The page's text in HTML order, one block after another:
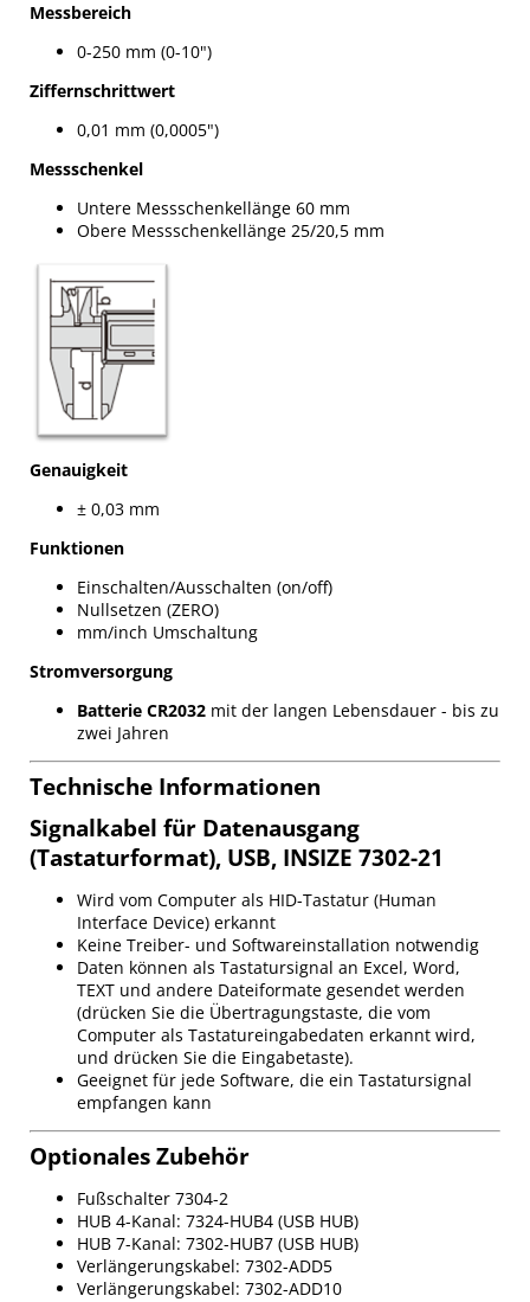
Messbereich
0-250 mm (0-10")
Ziffernschrittwert
0,01 mm (0,0005")
Messschenkel
Untere Messschenkellänge 60 mm
Obere Messschenkellänge 25/20,5 mm
Genauigkeit
± 0,03 mm
Funktionen
Einschalten/Ausschalten (on/off)
Nullsetzen (ZERO)
mm/inch Umschaltung
Stromversorgung
Batterie CR2032 mit der langen Lebensdauer - bis zu
zwei Jahren
Technische Informationen
Signalkabel für Datenausgang
(Tastaturformat), USB, INSIZE 7302-21
Wird vom Computer als HID-Tastatur (Human
Interface Device) erkannt
Keine Treiber- und Softwareinstallation notwendig
Daten können als Tastatursignal an Excel, Word,
TEXT und andere Dateiformate gesendet werden
(drücken Sie die Übertragungstaste, die vom
Computer als Tastatureingabedaten erkannt wird,
und drücken Sie die Eingabetaste).
Geeignet für jede Software, die ein Tastatursignal
empfangen kann
Optionales Zubehör
Fußschalter 7304-2
HUB 4-Kanal: 7324-HUB4 (USB HUB)
HUB 7-Kanal: 7302-HUB7 (USB HUB)
Verlängerungskabel: 7302-ADD5
Verlängerungskabel: 7302-ADD10